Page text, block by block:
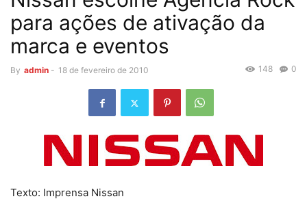
para ações de ativação da
marca e eventos
By admin - 18 de fevereiro de 2010 0
148
Texto: Imprensa Nissan